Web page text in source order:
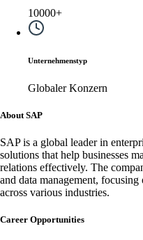
10000+
Unternehmenstyp
Globaler Konzern
About SAP
SAP is a global leader in
solutions that help businesses
relations effectively. The
and data management, focusing
across various industries.
Career Opportunities